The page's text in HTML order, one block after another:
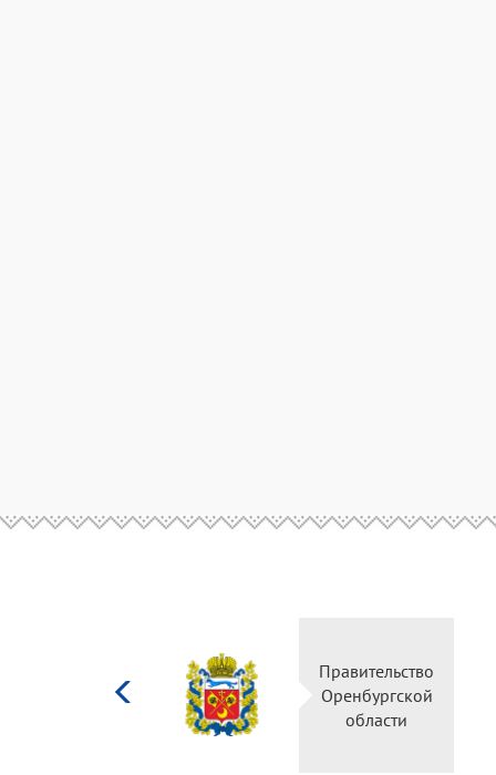
Правительство
Оренбургской
области